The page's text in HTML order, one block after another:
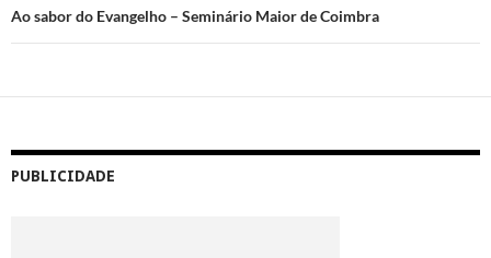
Ao sabor do Evangelho – Seminário Maior de Coimbra
PUBLICIDADE